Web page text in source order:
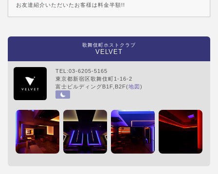
お友達紹介いただいたお客様は料金半額!!
歌舞伎町ホストクラブ
VELVET
TEL:03-6205-5165
東京都新宿区歌舞伎町1-16-2
富士ビルディングB1F,B2F(地図 )